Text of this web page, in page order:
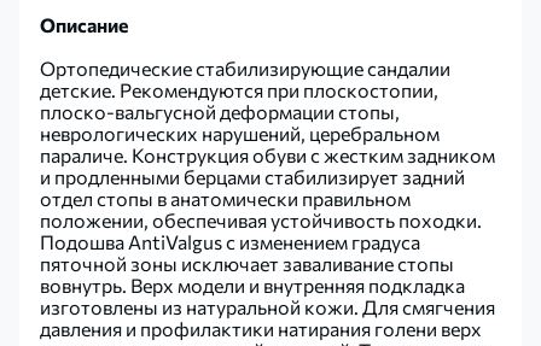
Описание
Ортопедические стабилизирующие сандалии
детские. Рекомендуются при плоскостопии,
плоско-вальгусной деформации стопы,
неврологических нарушений, церебральном
параличе. Конструкция обуви с жестким задником
и продленными берцами стабилизирует задний
отдел стопы в анатомически правильном
положении, обеспечивая устойчивость походки.
Подошва AntiValgus с изменением градуса
пяточной зоны исключает заваливание стопы
вовнутрь. Верх модели и внутренняя подкладка
изготовлены из натуральной кожи. Для смягчения
давления и профилактики натирания голени верх